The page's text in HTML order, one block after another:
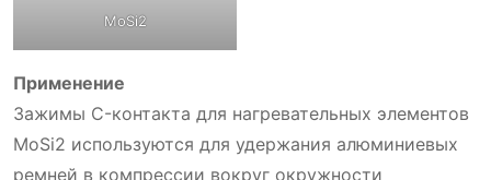
MoSi2
Применение
Зажимы C-контакта для нагревательных элементов
MoSi2 используются для удержания алюминиевых
ремней в компрессии вокруг окружности